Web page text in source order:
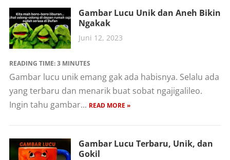
Gambar Lucu Unik dan Aneh Bikin
Ngakak
Juni 12, 2023
READING TIME:3 MINUTES
Gambar lucu unik emang gak ada habisnya. Selalu ada
yang terbaru dan menarik buat sobat ngajigalileo.
Ingin tahu gambar... READ MORE »
Gambar Lucu Terbaru, Unik, dan
Gokil